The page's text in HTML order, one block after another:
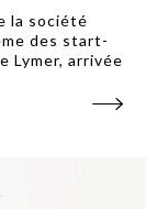
la société
des start-
Lymer, arrivée